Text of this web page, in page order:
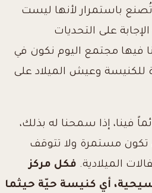
تُصنع باستمرار لأنها ليست
على التحديات
فيها مجتمع اليوم نكون في
للكنيسة وعيش الميلاد على
فينا، إذا سمحنا له بذلك،
تكون مستمرة ولا تتوقف
الميلادية. فكل مركز
أي كنيسة حيّة حيثما